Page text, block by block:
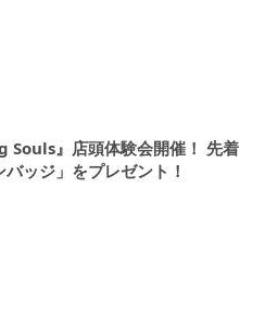
Souls』店頭体験会開催！ 先着
ッジ」をプレゼント！